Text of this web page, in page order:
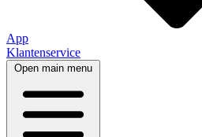
App
Klantenservice
Open main menu